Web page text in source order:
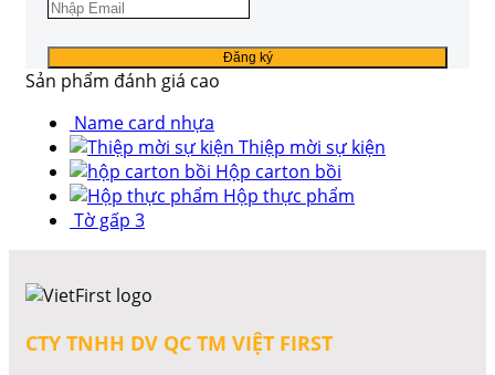
Sản phẩm đánh giá cao
Name card nhựa
Thiệp mời sự kiện
Hộp carton bồi
Hộp thực phẩm
Tờ gấp 3
CTY TNHH DV QC TM VIỆT FIRST